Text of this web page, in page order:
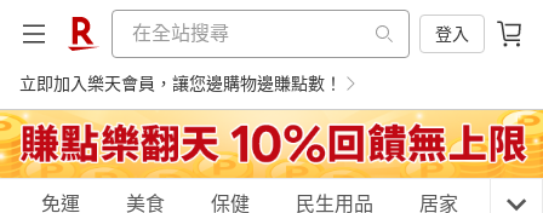
登入
立即加入樂天會員，讓您邊購物邊賺點數！
購物網分類
免運 美食 保健 民生用品 居家 3C